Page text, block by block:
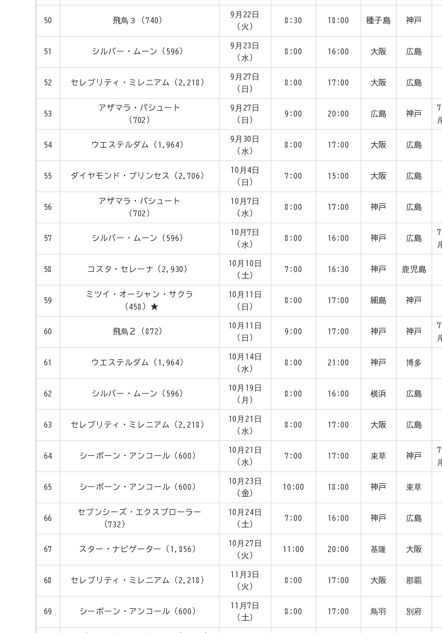
50 飛鳥３（740）
9月22日
（火）
8:30 18:00 種子島 神戸
51 シルバー・ムーン（596）
9月23日
（水）
8:00 16:00 大阪 広島
52 セレブリティ・ミレニアム（2,218）
9月27日
（日）
8:00 17:00 大阪 広島
53
アザマラ・パシュート
（702）
9月27日
（日）
9:00 20:00 広島 神戸
54 ウエステルダム（1,964）
9月30日
（水）
8:00 17:00 大阪 広島
55 ダイヤモンド・プリンセス（2,706）
10月4日
（日）
7:00 15:00 大阪 広島
56
アザマラ・パシュート
（702）
10月7日
（水）
8:00 17:00 神戸 広島
57 シルバー・ムーン（596）
10月7日
（水）
8:00 16:00 神戸 広島
58 コスタ・セレーナ（2,930）
10月10日
（土）
7:00 16:30 神戸 鹿児島
59
ミツイ・オーシャン・サクラ
（458）★
10月11日
（日）
8:00 17:00 細島 神戸
60 飛鳥２（872）
10月11日
（日）
9:00 17:00 神戸 神戸
61 ウエステルダム（1,964）
10月14日
（水）
8:00 21:00 神戸 博多
62 シルバー ・ ムーン（596）
10月19日
（月）
8:00 16:00 横浜 広島
63 セレブリティ・ミレニアム（2,218）
10月21日
（水）
8:00 17:00 大阪 広島
64 シーボーン・アンコール（600）
10月21日
（水）
7:00 17:00 束草 神戸
65 シーボーン・アンコール（600）
10月23日
（金）
10:00 18:00 神戸 束草
66
セブンシーズ・エクスプローラー
（732）
10月24日
（土）
7:00 16:00 神戸 広島
67 スター・ナビゲーター（1,856）
10月27日
（火）
11:00 20:00 基隆 大阪
68 セレブリティ・ミレニアム（2,218）
11月3日
（火）
8:00 17:00 大阪 那覇
69 シーボーン・アンコール（600）
11月7日
（土）
8:00 17:00 鳥羽 別府